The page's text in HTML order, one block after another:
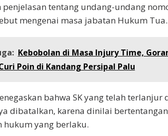
penjelasan tentang undang-undang
mengenai masa jabatan Hukum Tua.
Kebobolan di Masa Injury Time,
Poin di Kandang Persipal Palu
bahwa SK yang telah terlanjur
dibatalkan, karena dinilai
hukum yang berlaku.